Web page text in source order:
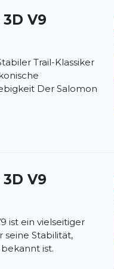
V9
Trail-Klassiker
Der Salomon
V9
ist ein vielseitiger
seine Stabilität,
ist.